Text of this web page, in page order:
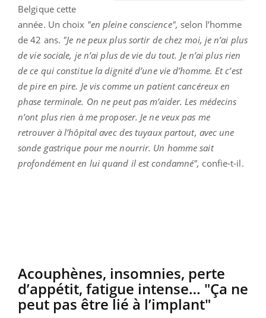
Belgique cette
année. Un choix "en pleine conscience", selon l’homme
de 42 ans. "Je ne peux plus sortir de chez moi, je n’ai plus
de vie sociale, je n’ai plus de vie du tout. Je n’ai plus rien
de ce qui constitue la dignité d’une vie d’homme. Et c’est
de pire en pire. Je vis comme un patient cancéreux en
phase terminale. On ne peut pas m’aider. Les médecins
n’ont plus rien à me proposer. Je ne veux pas me
retrouver à l’hôpital avec des tuyaux partout, avec une
sonde gastrique pour me nourrir. Un homme sait
profondément en lui quand il est condamné", confie-t-il.
Acouphènes, insomnies, perte
d’appétit, fatigue intense… "Ça ne
peut pas être lié à l’implant"